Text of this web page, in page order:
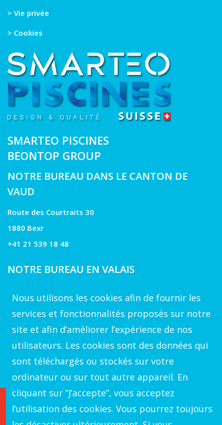
> Vie privée
> Cookies
SMARTEO PISCINES
BEONTOP GROUP
NOTRE BUREAU DANS LE CANTON DE
VAUD
Route des Courtraits 30
1880 Bexr
+41 21 539 18 48
NOTRE BUREAU EN VALAIS
VOTRE CONTACT A GENEVE
+41 22 539 17 178
Nous utilisons les cookies afin de fournir les
services et fonctionnalités proposés sur notre
site et afin d’améliorer l’expérience de nos
utilisateurs. Les cookies sont des données qui
sont téléchargés ou stockés sur votre
ordinateur ou sur tout autre appareil. En
cliquant sur ”J’accepte”, vous acceptez
l’utilisation des cookies. Vous pourrez toujours